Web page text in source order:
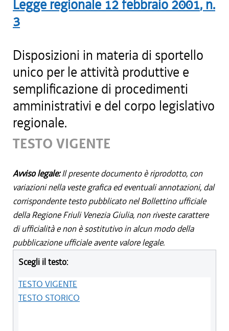
Legge regionale 12 febbraio 2001, n.
3
Disposizioni in materia di sportello
unico per le attività produttive e
semplificazione di procedimenti
amministrativi e del corpo legislativo
regionale.
TESTO VIGENTE
Avviso legale:Il presente documento è riprodotto, con
variazioni nella veste grafica ed eventuali annotazioni, dal
corrispondente testo pubblicato nel Bollettino ufficiale
della Regione Friuli Venezia Giulia, non riveste carattere
di ufficialità e non è sostitutivo in alcun modo della
pubblicazione ufficiale avente valore legale.
Scegli il testo:
TESTO VIGENTE
TESTO STORICO